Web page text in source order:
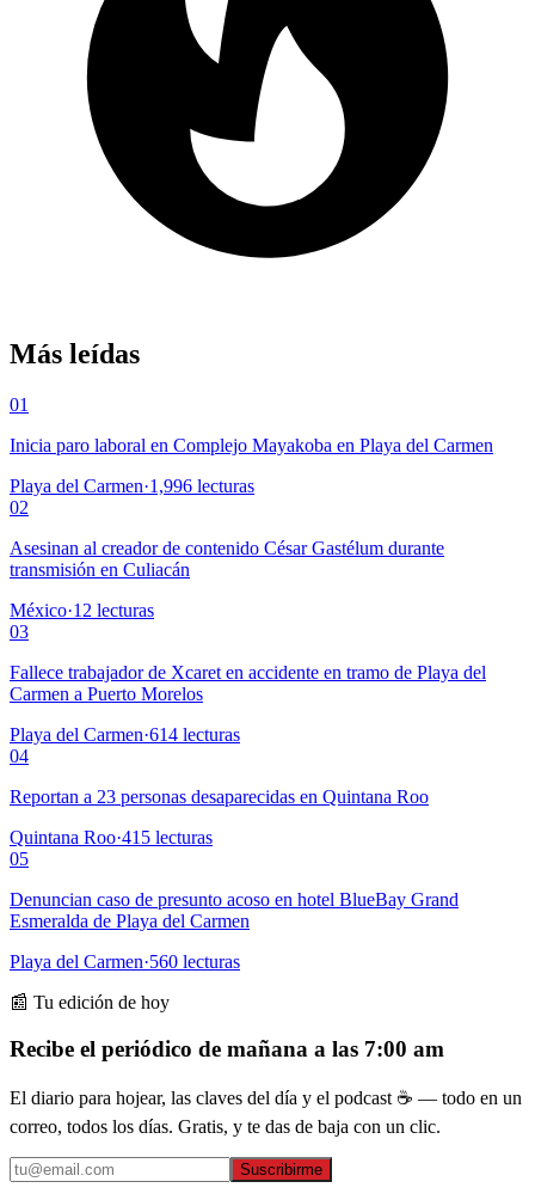
Más leídas
01
Inicia paro laboral en Complejo Mayakoba en Playa del Carmen
Playa del Carmen·1,996 lecturas
02
Asesinan al creador de contenido César Gastélum durante
transmisión en Culiacán
México·12 lecturas
03
Fallece trabajador de Xcaret en accidente en tramo de Playa del
Carmen a Puerto Morelos
Playa del Carmen·614 lecturas
04
Reportan a 23 personas desaparecidas en Quintana Roo
Quintana Roo·415 lecturas
05
Denuncian caso de presunto acoso en hotel BlueBay Grand
Esmeralda de Playa del Carmen
Playa del Carmen·560 lecturas
📰 Tu edición de hoy
Recibe el periódico de mañana a las 7:00 am
El diario para hojear, las claves del día y el podcast ☕ — todo en un
correo, todos los días. Gratis, y te das de baja con un clic.
Suscribirme